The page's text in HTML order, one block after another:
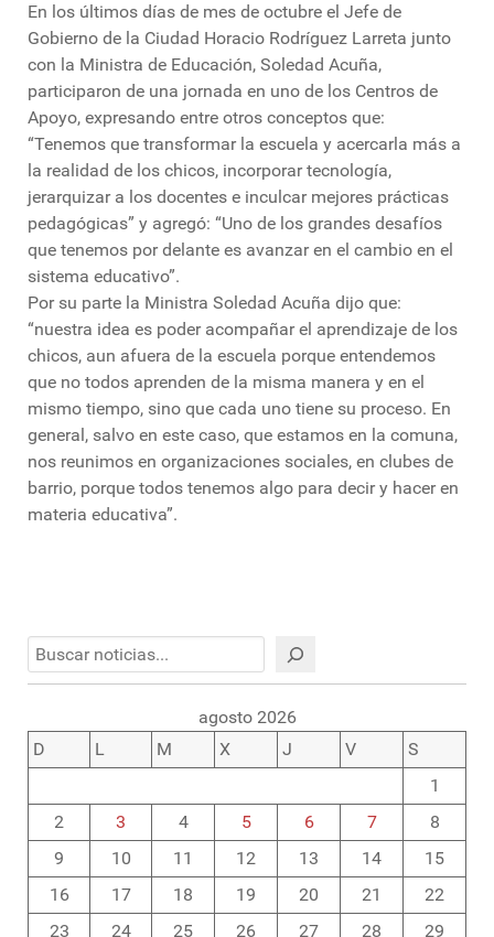
En los últimos días de mes de octubre el Jefe de
Gobierno de la Ciudad Horacio Rodríguez Larreta junto
con la Ministra de Educación, Soledad Acuña,
participaron de una jornada en uno de los Centros de
Apoyo, expresando entre otros conceptos que:
“Tenemos que transformar la escuela y acercarla más a
la realidad de los chicos, incorporar tecnología,
jerarquizar a los docentes e inculcar mejores prácticas
pedagógicas” y agregó: “Uno de los grandes desafíos
que tenemos por delante es avanzar en el cambio en el
sistema educativo”.
Por su parte la Ministra Soledad Acuña dijo que:
“nuestra idea es poder acompañar el aprendizaje de los
chicos, aun afuera de la escuela porque entendemos
que no todos aprenden de la misma manera y en el
mismo tiempo, sino que cada uno tiene su proceso. En
general, salvo en este caso, que estamos en la comuna,
nos reunimos en organizaciones sociales, en clubes de
barrio, porque todos tenemos algo para decir y hacer en
materia educativa”.
Buscar
agosto 2026
D
L M X J V
S
1
2
3 4 5 6 7
8
9
10 11 12 13 14
15
16
17 18 19 20 21
22
23
24 25 26 27 28
29